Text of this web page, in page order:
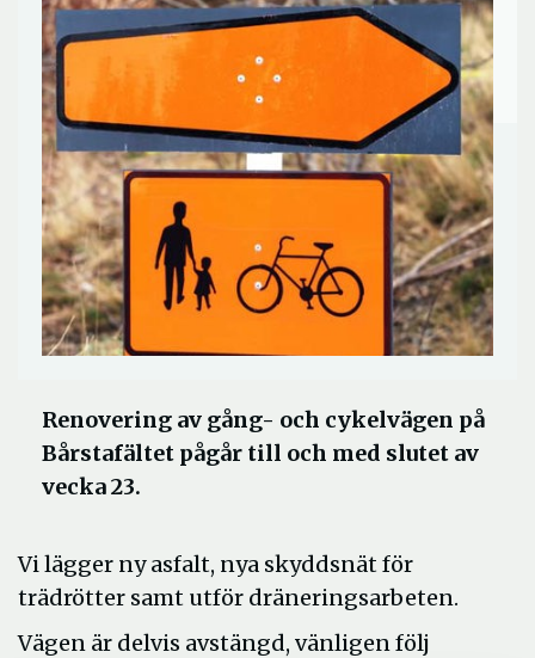
Renovering av gång- och cykelvägen på
Bårstafältet pågår till och med slutet av
vecka 23.
Vi lägger ny asfalt, nya skyddsnät för
trädrötter samt utför dräneringsarbeten.
Vägen är delvis avstängd, vänligen följ